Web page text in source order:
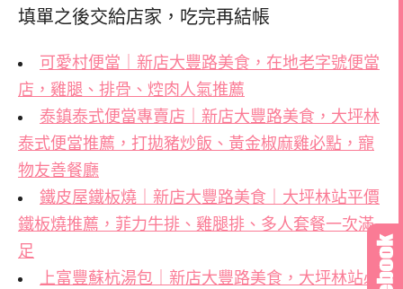
填單之後交給店家，吃完再結帳
可愛村便當｜新店大豐路美食，在地老字號便當
店，雞腿、排骨、焢肉人氣推薦
泰鎮泰式便當專賣店｜新店大豐路美食，大坪林
泰式便當推薦，打拋豬炒飯、黃金椒麻雞必點，寵
物友善餐廳
鐵皮屋鐵板燒｜新店大豐路美食｜大坪林站平價
鐵板燒推薦，菲力牛排、雞腿排、多人套餐一次滿
足
上富豐蘇杭湯包｜新店大豐路美食，大坪林站必